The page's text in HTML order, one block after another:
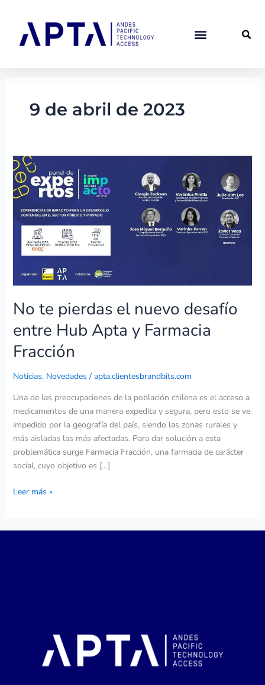
contenido
9 de abril de 2023
No te pierdas el nuevo desafío
entre Hub Apta y Farmacia
Fracción
Noticias, Novedades / apta.clientesbrandbits.com
Una de las preocupaciones de la población chilena es el acceso a
medicamentos de una manera expedita y segura, pero esto se ve
impedido por la geografía del país, siendo las zonas rurales y
más aisladas las más afectadas. Para dar solución a esta
problemática surge Farmacia Fracción, una farmacia de carácter
social, cuyo objetivo es […]
No
te
pierdas
el
nuevo
desafío
entre
Hub
Apta
y
Fracción
Leer más »